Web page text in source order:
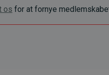
os for at fornye